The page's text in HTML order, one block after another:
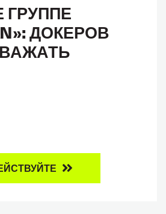
ГРУППЕ
ДОКЕРОВ